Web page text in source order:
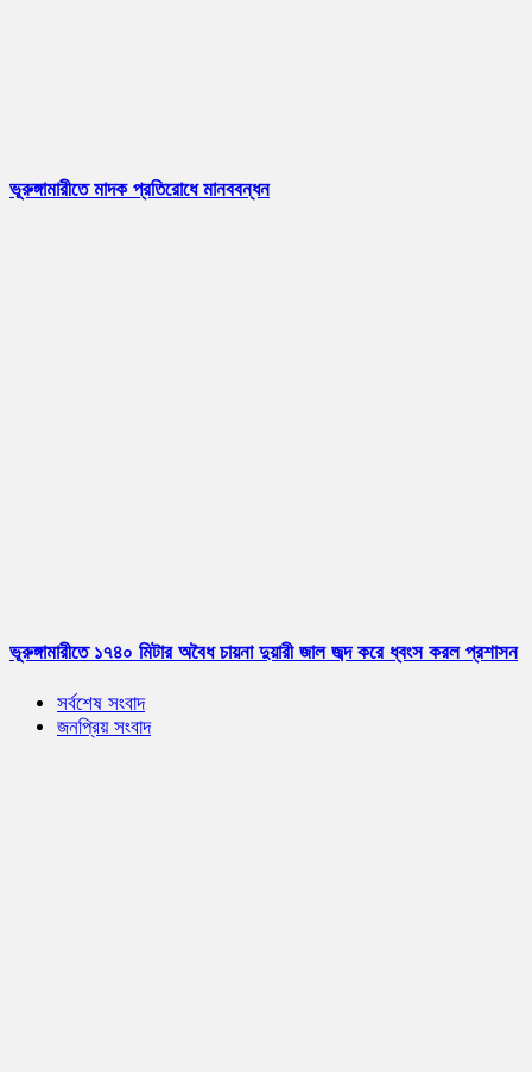
ভূরুঙ্গামারীতে মাদক প্রতিরোধে মানববন্ধন
ভূরুঙ্গামারীতে ১৭৪০ মিটার অবৈধ চায়না দুয়ারী জাল জব্দ করে ধ্বংস করল প্রশাসন
সর্বশেষ সংবাদ
জনপ্রিয় সংবাদ